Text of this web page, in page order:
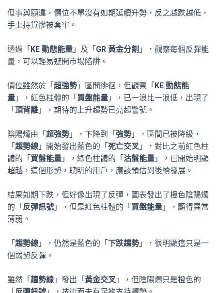
但事與願違，價位不單沒有如期延續升勢，反之越跌越低，
手上持貨慘被套牢。
透過「 KE 動態能量 」及「 GR 黃金分割 」，觀察每個反彈能
量，可以輕易避開市場陷阱。
價位雖然於「 超強勢」區間徘徊，但觀察「 KE 動態能
量 」，紅色柱體的「 買盤能量 」，已一浪比一浪低，出現了
「 頂背離 」，期待的上升趨勢已亮起警號。
陰陽燭由「 超強勢」，下降到「 強勢」，區間已被降級，
「 趨勢線 」開始發出藍色的「 死亡交叉 」，對比之前紅色柱
體的「 買盤能量 」，綠色柱體的「 沽盤能量 」，已開始明顯
超越，這個形勢，聰明的用戶，應該預估到後續發展。
結果如期下跌，但好像出現了反彈，圖表發出了橙色陰陽燭
的「 反彈訊號 」，但是紅色柱體的「 買盤能量 」，顯得異常
薄弱。
「 趨勢線 」，仍然是藍色的「 下跌趨勢」，很明顯這只是一
個弱勢反彈。
雖然「 趨勢線 」發出「 黃金交叉 」，但陰陽燭只是橙色的